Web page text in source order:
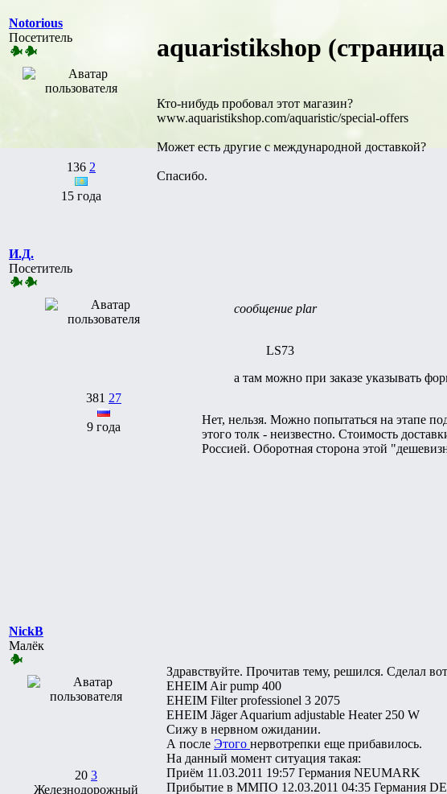
Notorious
Посетитель
136 2
15 года
aquaristikshop
Кто-нибудь пробовал этот магазин?
www.aquaristikshop.com/aquaristic/special-offers
Может есть другие с международной доставкой?
Спасибо.
И.Д.
Посетитель
381 27
9 года
сообщение plar
LS73
а там можно при заказе указывать
Нет, нельзя. Можно попытаться на этапе
этого толк - неизвестно. Стоимость
Россией. Оборотная сторона этой
NickB
Малёк
20 3
Железнодорожный
Здравствуйте. Прочитав тему, решился. Сделал вот
EHEIM Air pump 400
EHEIM Filter professionel 3 2075
EHEIM Jäger Aquarium adjustable Heater 250 W
Сижу в нервном ожидании.
А после Этого нервотрепки еще прибавилось.
На данный момент ситуация такая:
Приём 11.03.2011 19:57 Германия NEUMARK
Прибытие в ММПО 12.03.2011 04:35 Германия